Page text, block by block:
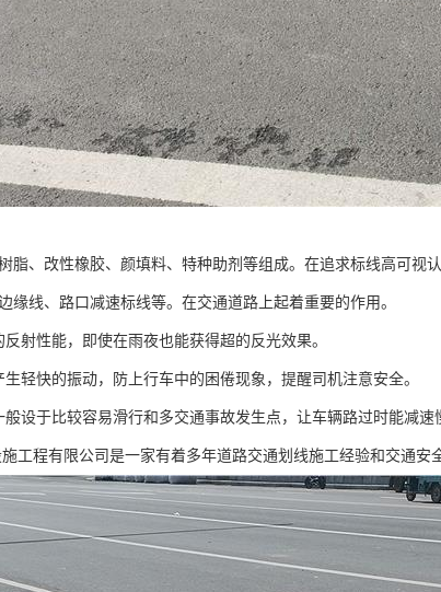
脂、改性橡胶、颜填料、特种助剂等组成。在追求标线高可视
缘线、路口减速标线等。在交通道路上起着重要的作用。
射性能，即使在雨夜也能获得超的反光效果。
轻快的振动，防上行车中的困倦现象，提醒司机注意安全。
设于比较容易滑行和多交通事故发生点，让车辆路过时能减
工程有限公司是一家有着多年道路交通划线施工经验和交通安